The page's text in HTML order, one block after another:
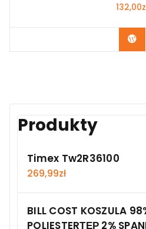
132,00
Produkty
Timex Tw2R36100
269,99zł
BILL COST KOSZULA
POLIESTERΤΕΡ 2%